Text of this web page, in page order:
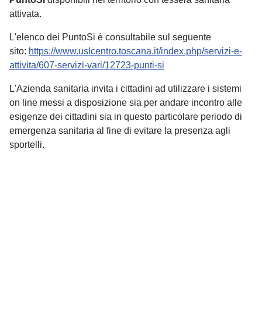
attivata.
L'elenco dei PuntoSi è consultabile sul seguente
sito: https://www.uslcentro.toscana.it/index.php/servizi-e-
attivita/607-servizi-vari/12723-punti-si
L'Azienda sanitaria invita i cittadini ad utilizzare i sistemi
on line messi a disposizione sia per andare incontro alle
esigenze dei cittadini sia in questo particolare periodo di
emergenza sanitaria al fine di evitare la presenza agli
sportelli.